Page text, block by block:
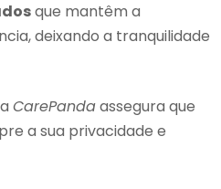
que mantêm a
deixando a tranquilidade
CarePandaassegura que
a sua privacidade e